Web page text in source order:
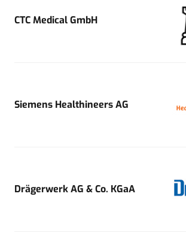
CTC Medical GmbH
Siemens Healthineers AG
Drägerwerk AG & Co. KGaA